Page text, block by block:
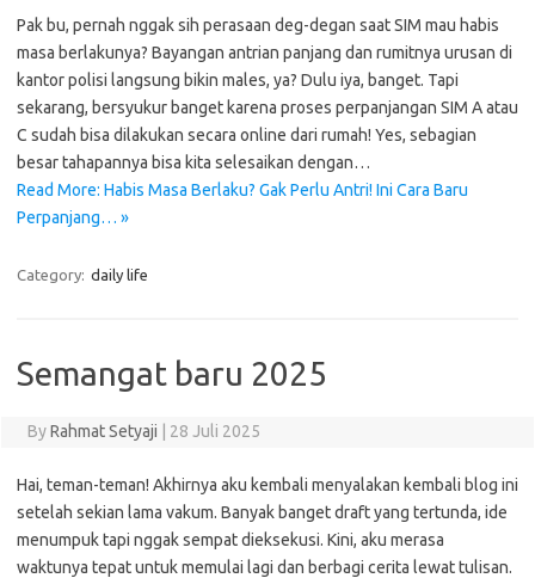
Pak bu, pernah nggak sih perasaan deg-degan saat SIM mau habis
masa berlakunya? Bayangan antrian panjang dan rumitnya urusan di
kantor polisi langsung bikin males, ya? Dulu iya, banget. Tapi
sekarang, bersyukur banget karena proses perpanjangan SIM A atau
C sudah bisa dilakukan secara online dari rumah! Yes, sebagian
besar tahapannya bisa kita selesaikan dengan…
Read More: Habis Masa Berlaku? Gak Perlu Antri! Ini Cara Baru
Perpanjang… »
Category: daily life
Semangat baru 2025
ByRahmat Setyaji 28 Juli 2025
Hai, teman-teman! Akhirnya aku kembali menyalakan kembali blog ini
setelah sekian lama vakum. Banyak banget draft yang tertunda, ide
menumpuk tapi nggak sempat dieksekusi. Kini, aku merasa
waktunya tepat untuk memulai lagi dan berbagi cerita lewat tulisan.